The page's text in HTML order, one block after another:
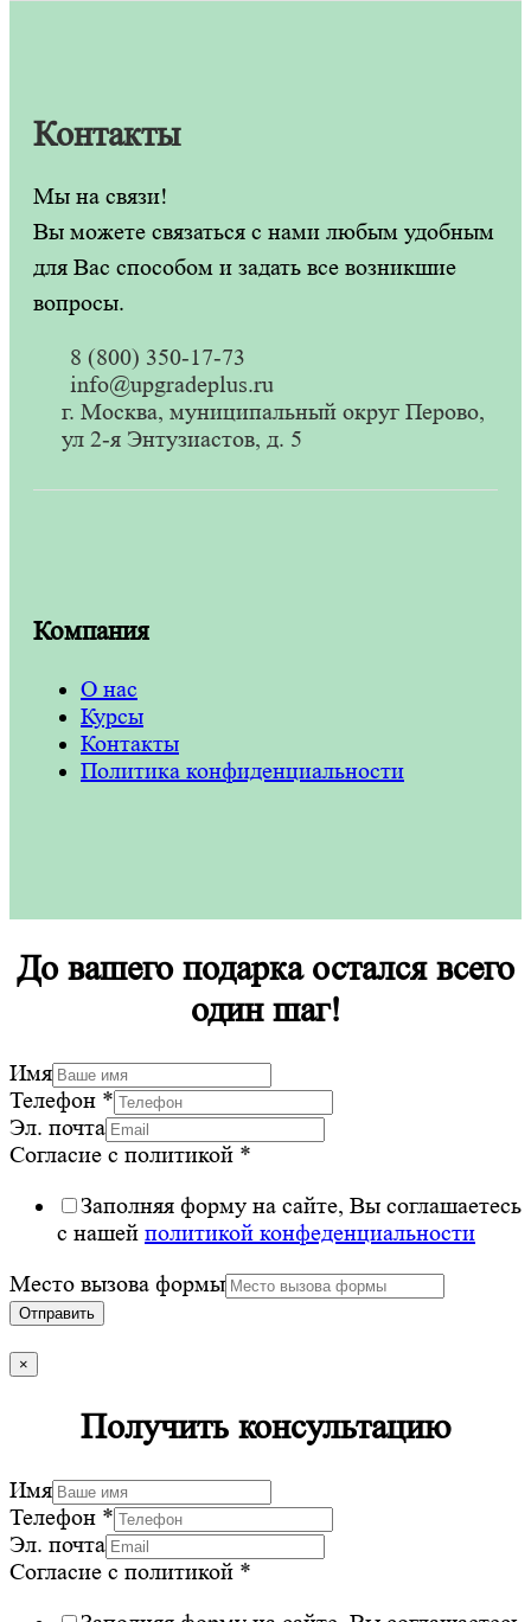
Контакты
Мы на связи!
Вы можете связаться с нами любым удобным
для Вас способом и задать все возникшие
вопросы.
8 (800) 350-17-73
info@upgradeplus.ru
г. Москва, муниципальный округ Перово,
ул 2-я Энтузиастов, д. 5
Компания
О нас
Курсы
Контакты
Политика конфиденциальности
До вашего подарка остался всего
один шаг!
Имя
Телефон *
Эл. почта
Согласие с политикой *
Заполняя форму на сайте, Вы соглашаетесь
с нашей политикой конфеденциальности
Место вызова формы
Отправить
×
Получить консультацию
Имя
Телефон *
Эл. почта
Согласие с политикой *